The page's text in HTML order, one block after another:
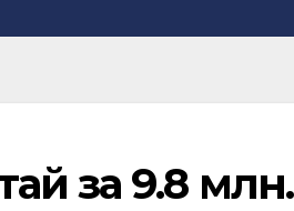
за 9.8 млн.